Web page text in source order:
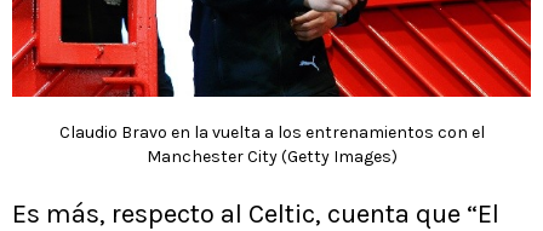
Claudio Bravo en la vuelta a los entrenamientos con el
Manchester City (Getty Images)
Es más, respecto al Celtic, cuenta que “El